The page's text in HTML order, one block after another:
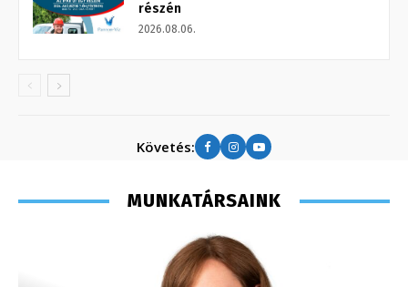
részén
2026.08.06.
Követés:
MUNKATÁRSAINK